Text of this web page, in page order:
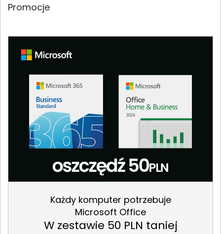
Promocje
Każdy komputer potrzebuje
Microsoft Office
W zestawie 50 PLN taniej